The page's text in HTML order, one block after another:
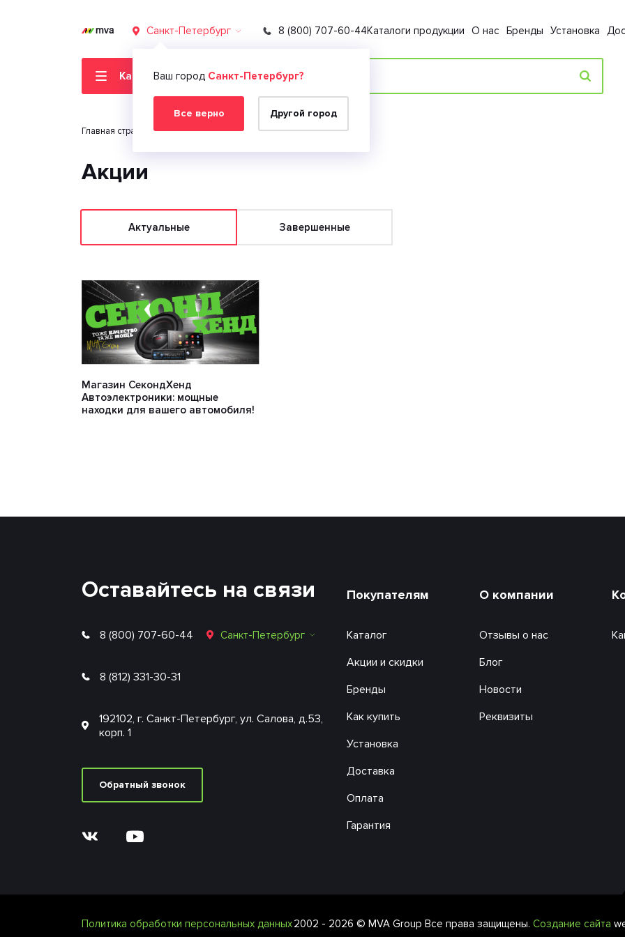
Санкт-Петербург
Ваш город Санкт-Петербург?
Все верно Другой город
8 (800) 707-60-44Каталоги продукции О нас Бренды Установка
Каталог товаров
Главная страница Акции
Акции
Актуальные Завершенные
Магазин СекондХенд
Автоэлектроники: мощные
находки для вашего автомобиля!
Оставайтесь на связи
8 (800) 707-60-44 Санкт-Петербург
8 (812) 331-30-31
192102, г. Санкт-Петербург, ул. Салова, д.53,
корп. 1
Обратный звонок
Покупателям
Каталог
Акции и скидки
Бренды
Как купить
Установка
Доставка
Оплата
Гарантия
О компании
Отзывы о нас
Блог
Новости
Реквизиты
Политика обработки персональных данных2002 - 2026 © MVA Group Все права защищены. Создание сайта